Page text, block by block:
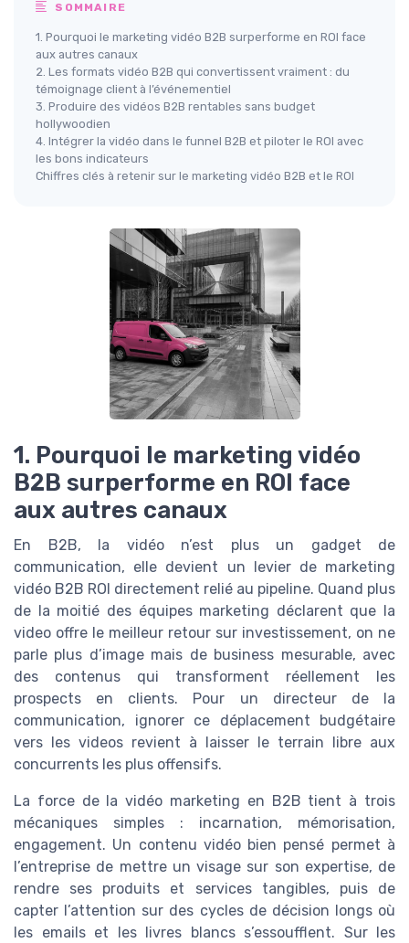
SOMMAIRE
1. Pourquoi le marketing vidéo B2B surperforme en ROI face
aux autres canaux
2. Les formats vidéo B2B qui convertissent vraiment : du
témoignage client à l’événementiel
3. Produire des vidéos B2B rentables sans budget
hollywoodien
4. Intégrer la vidéo dans le funnel B2B et piloter le ROI avec
les bons indicateurs
Chiffres clés à retenir sur le marketing vidéo B2B et le ROI
1. Pourquoi le marketing vidéo
B2B surperforme en ROI face
aux autres canaux
En B2B, la vidéo n’est plus un gadget de
communication, elle devient un levier de marketing
vidéo B2B ROI directement relié au pipeline. Quand plus
de la moitié des équipes marketing déclarent que la
video offre le meilleur retour sur investissement, on ne
parle plus d’image mais de business mesurable, avec
des contenus qui transforment réellement les
prospects en clients. Pour un directeur de la
communication, ignorer ce déplacement budgétaire
vers les videos revient à laisser le terrain libre aux
concurrents les plus offensifs.
La force de la vidéo marketing en B2B tient à trois
mécaniques simples : incarnation, mémorisation,
engagement. Un contenu vidéo bien pensé permet à
l’entreprise de mettre un visage sur son expertise, de
rendre ses produits et services tangibles, puis de
capter l’attention sur des cycles de décision longs où
les emails et les livres blancs s’essoufflent. Sur les